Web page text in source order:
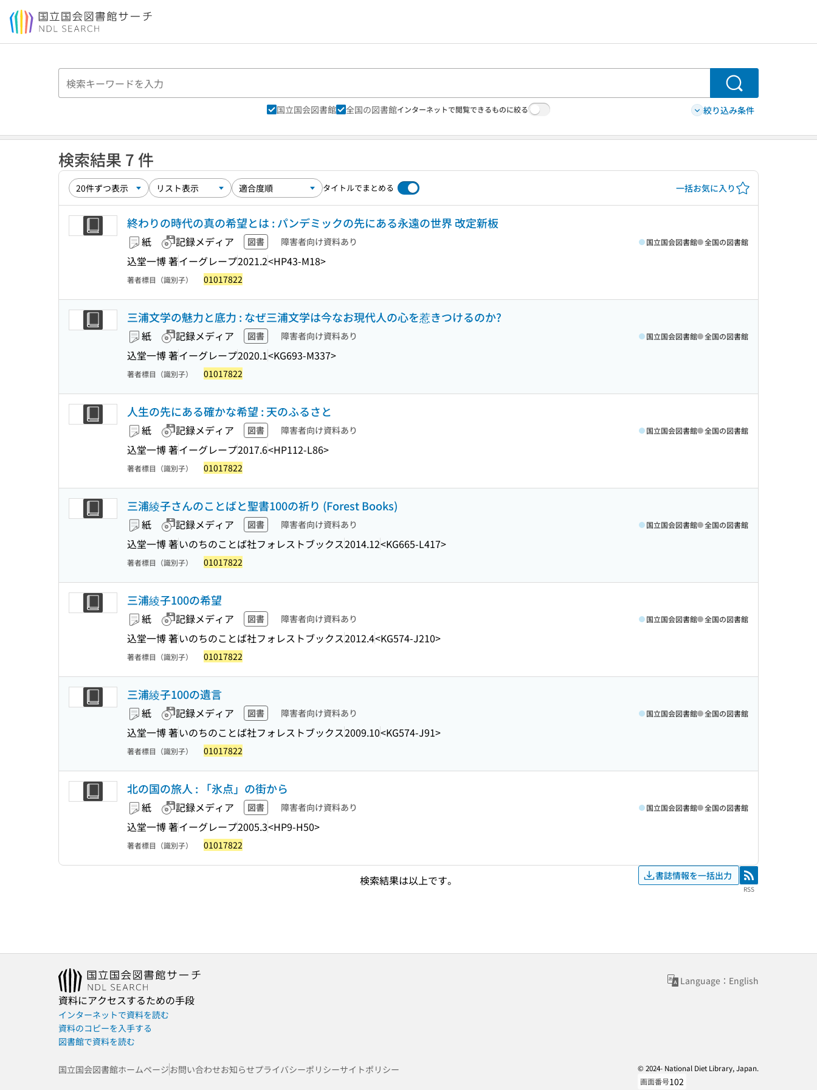
本文へ移動
検索
国立国会図書館 全国の図書館インターネットで閲覧できるものに絞る 絞り込み条件
検索結果 7 件
タイトルでまとめる 一括お気に入り
終わりの時代の真の希望とは : パンデミックの先にある永遠の世界 改定新板
紙 記録メディア 図書 障害者向け資料あり
込堂一博 著イーグレープ2021.2<HP43-M18>
国立国会図書館 全国の図書館
著者標目（識別子） 01017822
三浦文学の魅力と底力 : なぜ三浦文学は今なお現代人の心を惹きつけるのか?
紙 記録メディア 図書 障害者向け資料あり
込堂一博 著イーグレープ2020.1<KG693-M337>
国立国会図書館 全国の図書館
著者標目（識別子） 01017822
人生の先にある確かな希望 : 天のふるさと
紙 記録メディア 図書 障害者向け資料あり
込堂一博 著イーグレープ2017.6<HP112-L86>
国立国会図書館 全国の図書館
著者標目（識別子） 01017822
三浦綾子さんのことばと聖書100の祈り (Forest Books)
紙 記録メディア 図書 障害者向け資料あり
込堂一博 著いのちのことば社フォレストブックス2014.12<KG665-L417>
国立国会図書館 全国の図書館
著者標目（識別子） 01017822
三浦綾子100の希望
紙 記録メディア 図書 障害者向け資料あり
込堂一博 著いのちのことば社フォレストブックス2012.4<KG574-J210>
国立国会図書館 全国の図書館
著者標目（識別子） 01017822
三浦綾子100の遺言
紙 記録メディア 図書 障害者向け資料あり
込堂一博 著いのちのことば社フォレストブックス2009.10<KG574-J91>
国立国会図書館 全国の図書館
著者標目（識別子） 01017822
北の国の旅人 : 「氷点」の街から
紙 記録メディア 図書 障害者向け資料あり
込堂一博 著イーグレープ2005.3<HP9-H50>
国立国会図書館 全国の図書館
著者標目（識別子） 01017822
検索結果は以上です。 書誌情報を一括出力 RSS
RSS
Language：English
資料にアクセスするための手段
インターネットで資料を読む
資料のコピーを入手する
図書館で資料を読む
国立国会図書館ホームページお問い合わせお知らせプライバシーポリシーサイトポリシー
© 2024- National Diet Library, Japan.
画面番号102